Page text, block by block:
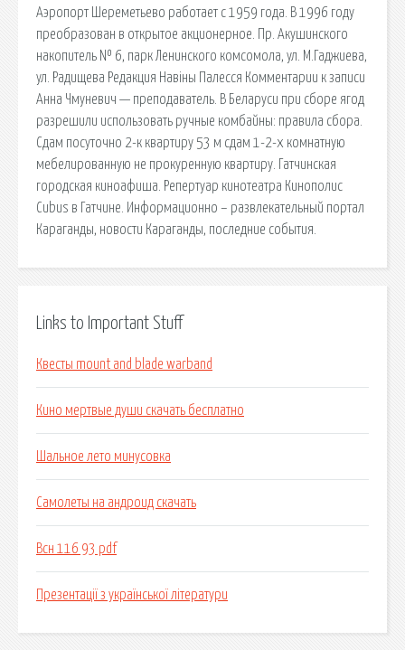
Аэропорт Шереметьево работает с 1959 года. В 1996 году
преобразован в открытое акционерное. Пр. Акушинского
накопитель № 6, парк Ленинского комсомола, ул. М.Гаджиева,
ул. Радищева Редакция Навiны Палесся Комментарии к записи
Анна Чмуневич — преподаватель. В Беларуси при сборе ягод
разрешили использовать ручные комбайны: правила сбора.
Сдам посуточно 2-к квартиру 53 м сдам 1-2-х комнатную
мебелированную не прокуренную квартиру. Гатчинская
городская киноафиша. Репертуар кинотеатра Кинополис
Cubus в Гатчине. Информационно – развлекательный портал
Караганды, новости Караганды, последние события.
Links to Important Stuff
Квесты mount and blade warband
Кино мертвые души скачать бесплатно
Шальное лето минусовка
Самолеты на андроид скачать
Всн 116 93 pdf
Презентації з української літератури